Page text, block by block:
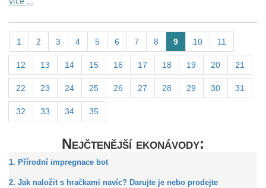
1 2 3 4 5 6 7 8 9 10 11
12 13 14 15 16 17 18 19 20 21
22 23 24 25 26 27 28 29 30 31
32 33 34 35
Nejčtenější ekonávody:
1. Přírodní impregnace bot
2. Jak naložit s hračkami navíc? Darujte je nebo prodejte